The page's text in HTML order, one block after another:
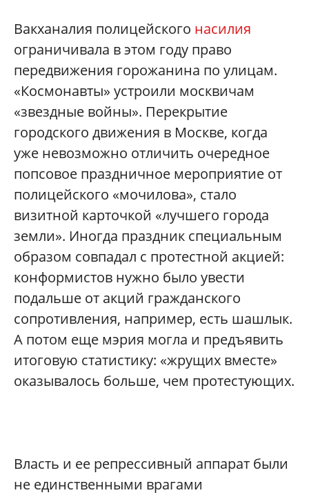
Вакханалия полицейского насилия
ограничивала в этом году право
передвижения горожанина по улицам.
«Космонавты» устроили москвичам
«звездные войны». Перекрытие
городского движения в Москве, когда
уже невозможно отличить очередное
попсовое праздничное мероприятие от
полицейского «мочилова», стало
визитной карточкой «лучшего города
земли». Иногда праздник специальным
образом совпадал с протестной акцией:
конформистов нужно было увести
подальше от акций гражданского
сопротивления, например, есть шашлык.
А потом еще мэрия могла и предъявить
итоговую статистику: «жрущих вместе»
оказывалось больше, чем протестующих.
Власть и ее репрессивный аппарат были
не единственными врагами